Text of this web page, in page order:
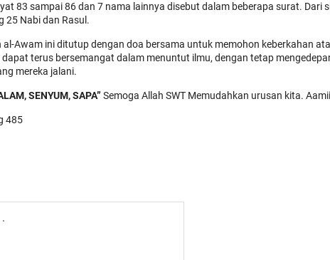
83 sampai 86 dan 7 nama lainnya disebut dalam beberapa surat. Dari
25 Nabi dan Rasul.
al-Awam ini ditutup dengan doa bersama untuk memohon keberkahan
terus bersemangat dalam menuntut ilmu, dengan tetap
mereka jalani.
SENYUM, SAPA” Semoga Allah SWT Memudahkan urusan kita.
485